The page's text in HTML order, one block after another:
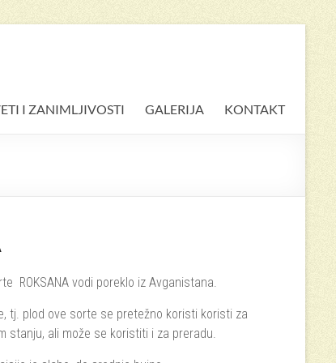
I ZANIMLJIVOSTI GALERIJA KONTAKT
ROKSANA vodi poreklo iz Avganistana.
tj. plod ove sorte se pretežno koristi koristi za
stanju, ali može se koristiti i za preradu.